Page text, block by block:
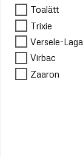
Toalätt
Trixie
Versele-Laga
Virbac
Zaaron